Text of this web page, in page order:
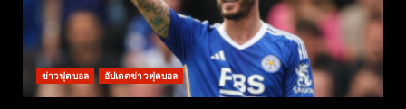
ข่าวฟุตบอล อัปเดตข่าวฟุตบอล